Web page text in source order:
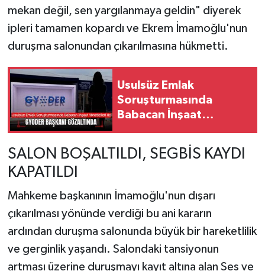
mekan değil, sen yargılanmaya geldin" diyerek
ipleri tamamen kopardı ve Ekrem İmamoğlu'nun
duruşma salonundan çıkarılmasına hükmetti.
Usulsüz Emlak
Soruşturmasında
Babacan İnşaat
Başkanı Gözaltında
SALON BOŞALTILDI, SEGBİS KAYDI
KAPATILDI
Mahkeme başkanının İmamoğlu'nun dışarı
çıkarılması yönünde verdiği bu ani kararın
ardından duruşma salonunda büyük bir hareketlilik
ve gerginlik yaşandı. Salondaki tansiyonun
artması üzerine duruşmayı kayıt altına alan Ses ve